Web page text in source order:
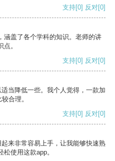
支持[0] 反对[0]
涵盖了各个学科的知识。老师的讲
。
支持[0] 反对[0]
当降低一些。我个人觉得，一款加
合理。
支持[0] 反对[0]
来非常容易上手，让我能够快速熟
使用这款app。